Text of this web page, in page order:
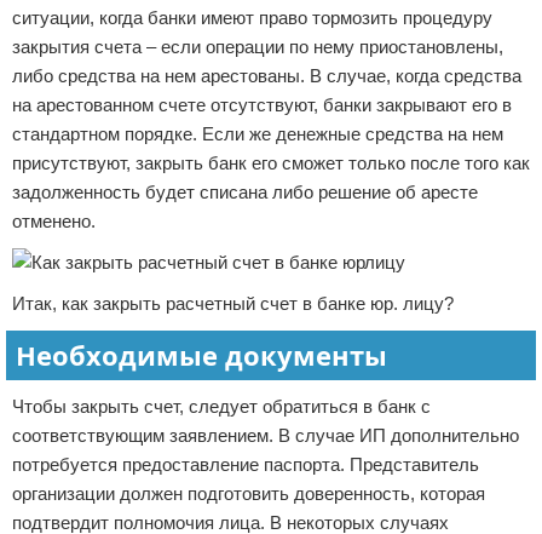
ситуации, когда банки имеют право тормозить процедуру
закрытия счета – если операции по нему приостановлены,
либо средства на нем арестованы. В случае, когда средства
на арестованном счете отсутствуют, банки закрывают его в
стандартном порядке. Если же денежные средства на нем
присутствуют, закрыть банк его сможет только после того как
задолженность будет списана либо решение об аресте
отменено.
Итак, как закрыть расчетный счет в банке юр. лицу?
Необходимые документы
Чтобы закрыть счет, следует обратиться в банк с
соответствующим заявлением. В случае ИП дополнительно
потребуется предоставление паспорта. Представитель
организации должен подготовить доверенность, которая
подтвердит полномочия лица. В некоторых случаях